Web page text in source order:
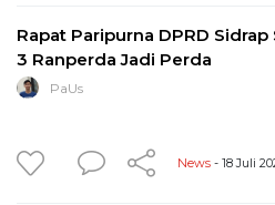
Rapat Paripurna DPRD Sidrap
3 Ranperda Jadi Perda
PaUs
News - 18 Juli